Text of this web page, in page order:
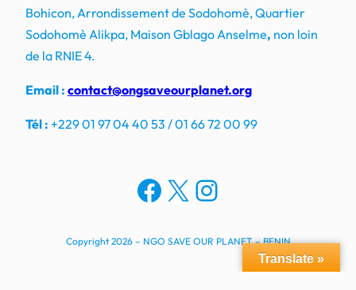
Bohicon, Arrondissement de Sodohomè, Quartier
Sodohomè Alikpa, Maison Gblago Anselme, non loin
de la RNIE 4.
Email : contact@ongsaveourplanet.org
Tél : +229 01 97 04 40 53 / 01 66 72 00 99
Facebook
X Instagram
Copyright 2026 – NGO SAVE OUR PLANET – BENIN
Translate »